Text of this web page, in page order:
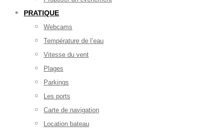
PRATIQUE
Webcams
Température de l’eau
Vitesse du vent
Plages
Parkings
Les ports
Carte de navigation
Location bateau